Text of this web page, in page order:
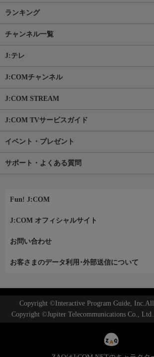
ランキング
チャンネル一覧
J:テレ
J:COMチャンネル
J:COM STREAM
J:COM TVサービスガイド
イベント・プレゼント
サポート・よくある質問
Fun! J:COM
J:COM オフィシャルサイト
お問い合わせ
お客さまのデータ利用･外部送信について
Copyright ©Interactive Program Guide, Inc.All
Copyright ©Jupiter Telecommunications Co.,